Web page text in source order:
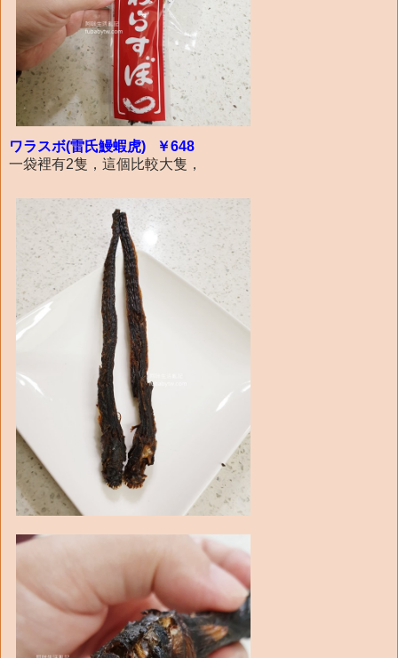
ワラスボ(雷氏鰻蝦虎) ￥648
一袋裡有2隻，這個比較大隻，